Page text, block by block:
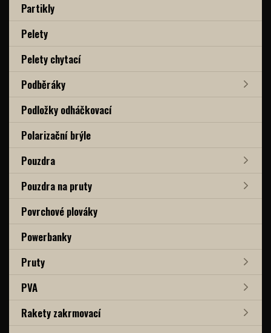
Partikly
Pelety
Pelety chytací
Podběráky
Podložky odháčkovací
Polarizační brýle
Pouzdra
Pouzdra na pruty
Povrchové plováky
Powerbanky
Pruty
PVA
Rakety zakrmovací